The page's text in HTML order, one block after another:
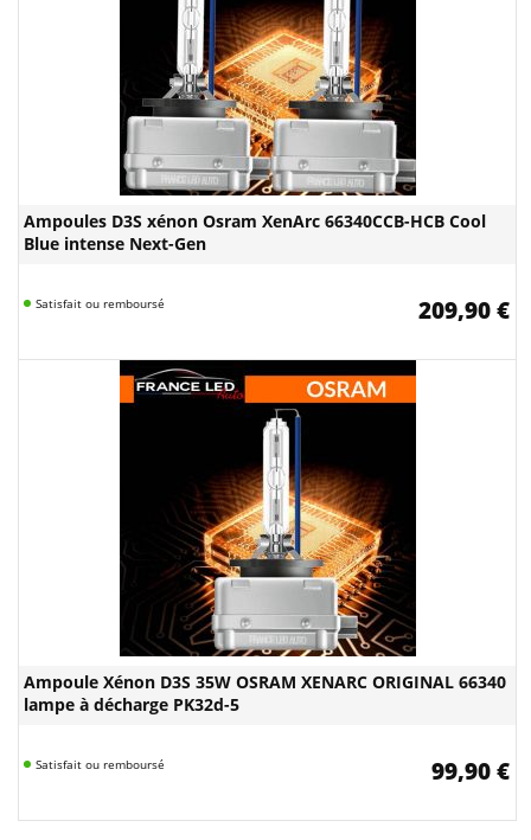
Ampoules D3S xénon Osram XenArc 66340CCB-HCB Cool
Blue intense Next-Gen
Satisfait ou remboursé 209,90 €
Ampoule Xénon D3S 35W OSRAM XENARC ORIGINAL 66340
lampe à décharge PK32d-5
Satisfait ou remboursé 99,90 €